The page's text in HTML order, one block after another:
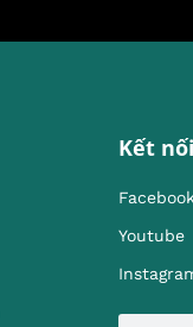
Kết
Youtube